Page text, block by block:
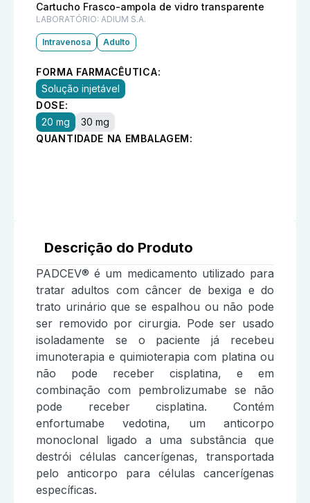
Cartucho Frasco-ampola de vidro transparente
LABORATÓRIO: ADIUM S.A.
Intravenosa Adulto
FORMA FARMACÊUTICA:
Solução injetável
DOSE:
20 mg
30 mg
QUANTIDADE NA EMBALAGEM:
Descrição do Produto
PADCEV® é um medicamento utilizado para
tratar adultos com câncer de bexiga e do
trato urinário que se espalhou ou não pode
ser removido por cirurgia. Pode ser usado
isoladamente se o paciente já recebeu
imunoterapia e quimioterapia com platina ou
não pode receber cisplatina, e em
combinação com pembrolizumabe se não
pode receber cisplatina. Contém
enfortumabe vedotina, um anticorpo
monoclonal ligado a uma substância que
destrói células cancerígenas, transportada
pelo anticorpo para células cancerígenas
específicas.